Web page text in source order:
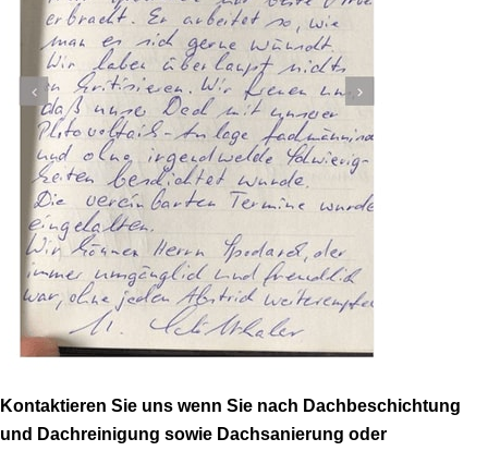
Kontaktieren Sie uns wenn Sie nach Dachbeschichtung
und Dachreinigung sowie Dachsanierung oder